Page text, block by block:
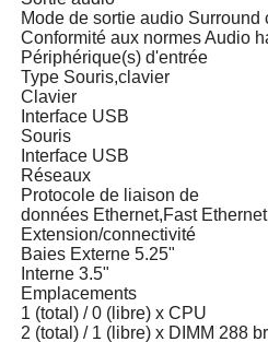
Mode de sortie audio Surround
Conformité aux normes Audio
Périphérique(s) d'entrée
Type Souris,clavier
Clavier
Interface USB
Souris
Interface USB
Réseaux
Protocole de liaison de
données Ethernet,Fast
Extension/connectivité
Baies Externe 5.25"
Interne 3.5"
Emplacements
1 (total) / 0 (libre) x CPU
2 (total) / 1 (libre) x DIMM 288